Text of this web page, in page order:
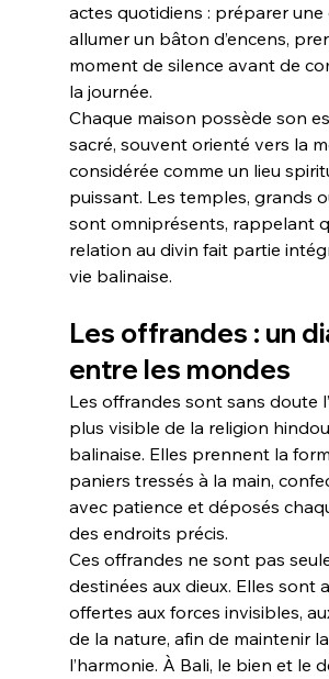
actes quotidiens : préparer une
allumer un bâton d’encens,
moment de silence avant de
la journée.
Chaque maison possède son
sacré, souvent orienté vers la
considérée comme un lieu
puissant. Les temples, grands
sont omniprésents, rappelant
relation au divin fait partie
vie balinaise.
Les offrandes : un
entre les mondes
Les offrandes sont sans doute
plus visible de la religion
balinaise. Elles prennent la
paniers tressés à la main,
avec patience et déposés
des endroits précis.
Ces offrandes ne sont pas
destinées aux dieux. Elles sont
offertes aux forces invisibles,
de la nature, afin de maintenir
l’harmonie. À Bali, le bien et le